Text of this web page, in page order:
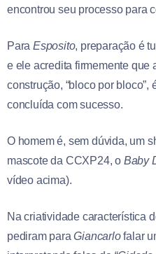
encontrou seu processo para
Para Esposito, preparação é
e ele acredita firmemente que
construção, “bloco por bloco”,
concluída com sucesso.
O homem é, sem dúvida, um
mascote da CCXP24, o Baby
vídeo acima).
Na criatividade característica
pediram paraGiancarlofalar